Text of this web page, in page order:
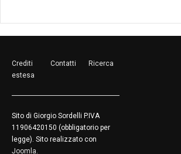
Crediti Contatti
Ricerca
estesa
Sito di Giorgio Sordelli P.IVA
11906420150 (obbligatorio per
legge). Sito realizzato con
Joomla.